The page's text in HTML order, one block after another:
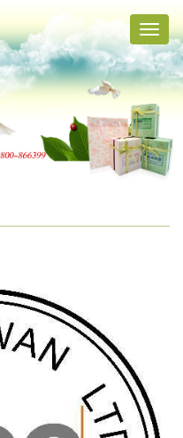
Toggle